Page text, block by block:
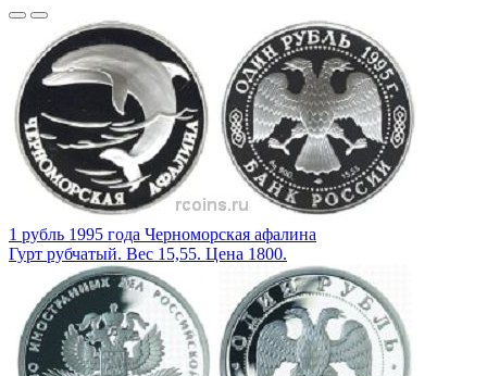
1 рубль 1995 года Черноморская афалина
Гурт рубчатый. Вес 15,55. Цена 1800.